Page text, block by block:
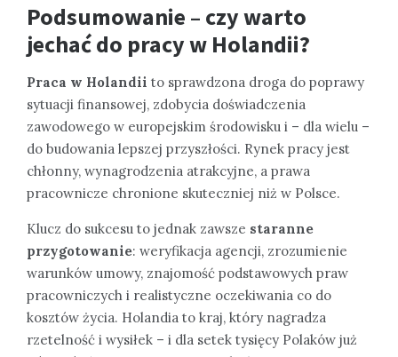
Podsumowanie – czy warto
jechać do pracy w Holandii?
Praca w Holandii to sprawdzona droga do poprawy
sytuacji finansowej, zdobycia doświadczenia
zawodowego w europejskim środowisku i – dla wielu –
do budowania lepszej przyszłości. Rynek pracy jest
chłonny, wynagrodzenia atrakcyjne, a prawa
pracownicze chronione skuteczniej niż w Polsce.
Klucz do sukcesu to jednak zawsze staranne
przygotowanie: weryfikacja agencji, zrozumienie
warunków umowy, znajomość podstawowych praw
pracowniczych i realistyczne oczekiwania co do
kosztów życia. Holandia to kraj, który nagradza
rzetelność i wysiłek – i dla setek tysięcy Polaków już